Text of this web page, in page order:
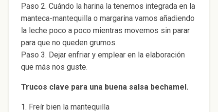
Paso 2. Cuándo la harina la tenemos integrada en la
manteca-mantequilla o margarina vamos añadiendo
la leche poco a poco mientras movemos sin parar
para que no queden grumos.
Paso 3. Dejar enfriar y emplear en la elaboración
que más nos guste.
Trucos clave para una buena salsa bechamel.
1. Freír bien la mantequilla